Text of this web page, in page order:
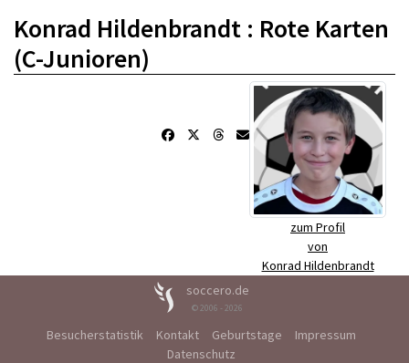
Konrad Hildenbrandt : Rote Karten
(C-Junioren)
zum Profil
von
Konrad Hildenbrandt
soccero.de
© 2006 - 2026
Besucherstatistik Kontakt Geburtstage
Impressum
Datenschutz